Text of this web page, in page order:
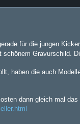
für die jungen
Gravurschild.
haben die auch
dann gleich mal